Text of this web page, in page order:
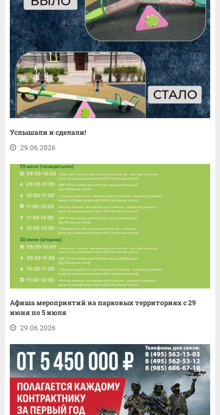
Услышали и сделали!
29.06.2026
Афиша мероприятий на парковых территориях с 29
июня по 5 июля
29.06.2026